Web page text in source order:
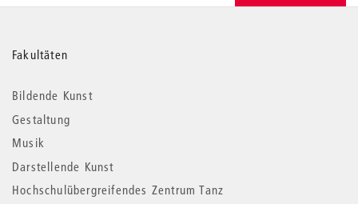
Weitere
Informationen
Fakultäten
Bildende Kunst
Gestaltung
Musik
Darstellende Kunst
Hochschulübergreifendes Zentrum Tanz